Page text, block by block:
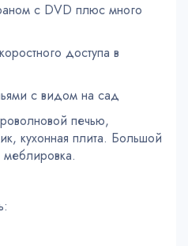
с DVD плюс много
доступа в
с видом на сад
печью,
кухонная плита. Большой